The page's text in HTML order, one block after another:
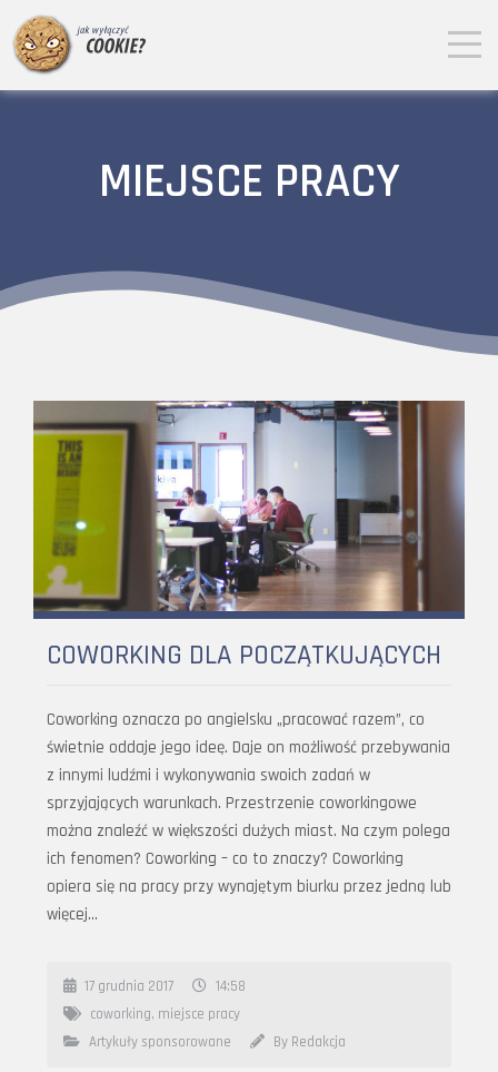
MIEJSCE PRACY
COWORKING DLA POCZĄTKUJĄCYCH
Coworking oznacza po angielsku „pracować razem”, co
świetnie oddaje jego ideę. Daje on możliwość przebywania
z innymi ludźmi i wykonywania swoich zadań w
sprzyjających warunkach. Przestrzenie coworkingowe
można znaleźć w większości dużych miast. Na czym polega
ich fenomen? Coworking – co to znaczy? Coworking
opiera się na pracy przy wynajętym biurku przez jedną lub
więcej…
17 grudnia 2017
14:58
coworking, miejsce pracy
Artykuły sponsorowane
By Redakcja